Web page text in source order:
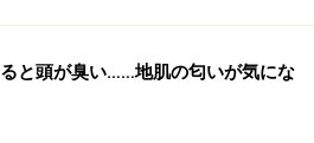
と頭が臭い……地肌の匂いが気にな